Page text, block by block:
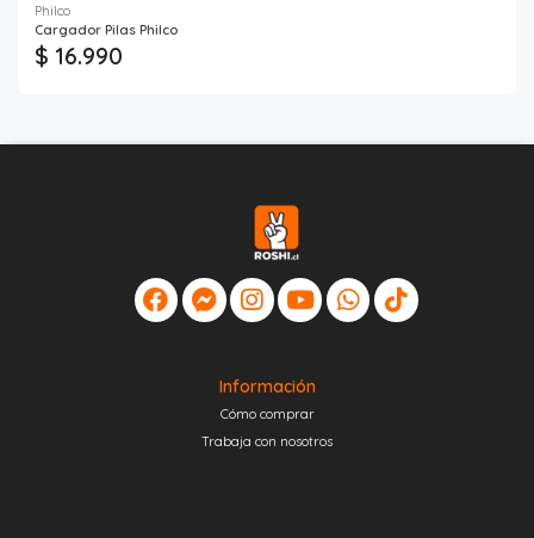
Philco
Cargador Pilas Philco
$ 16.990
Información
Cómo comprar
Trabaja con nosotros